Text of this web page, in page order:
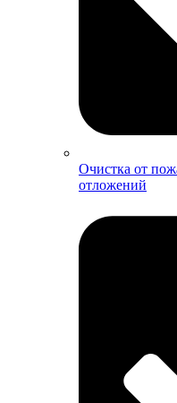
Очистка от
отложений